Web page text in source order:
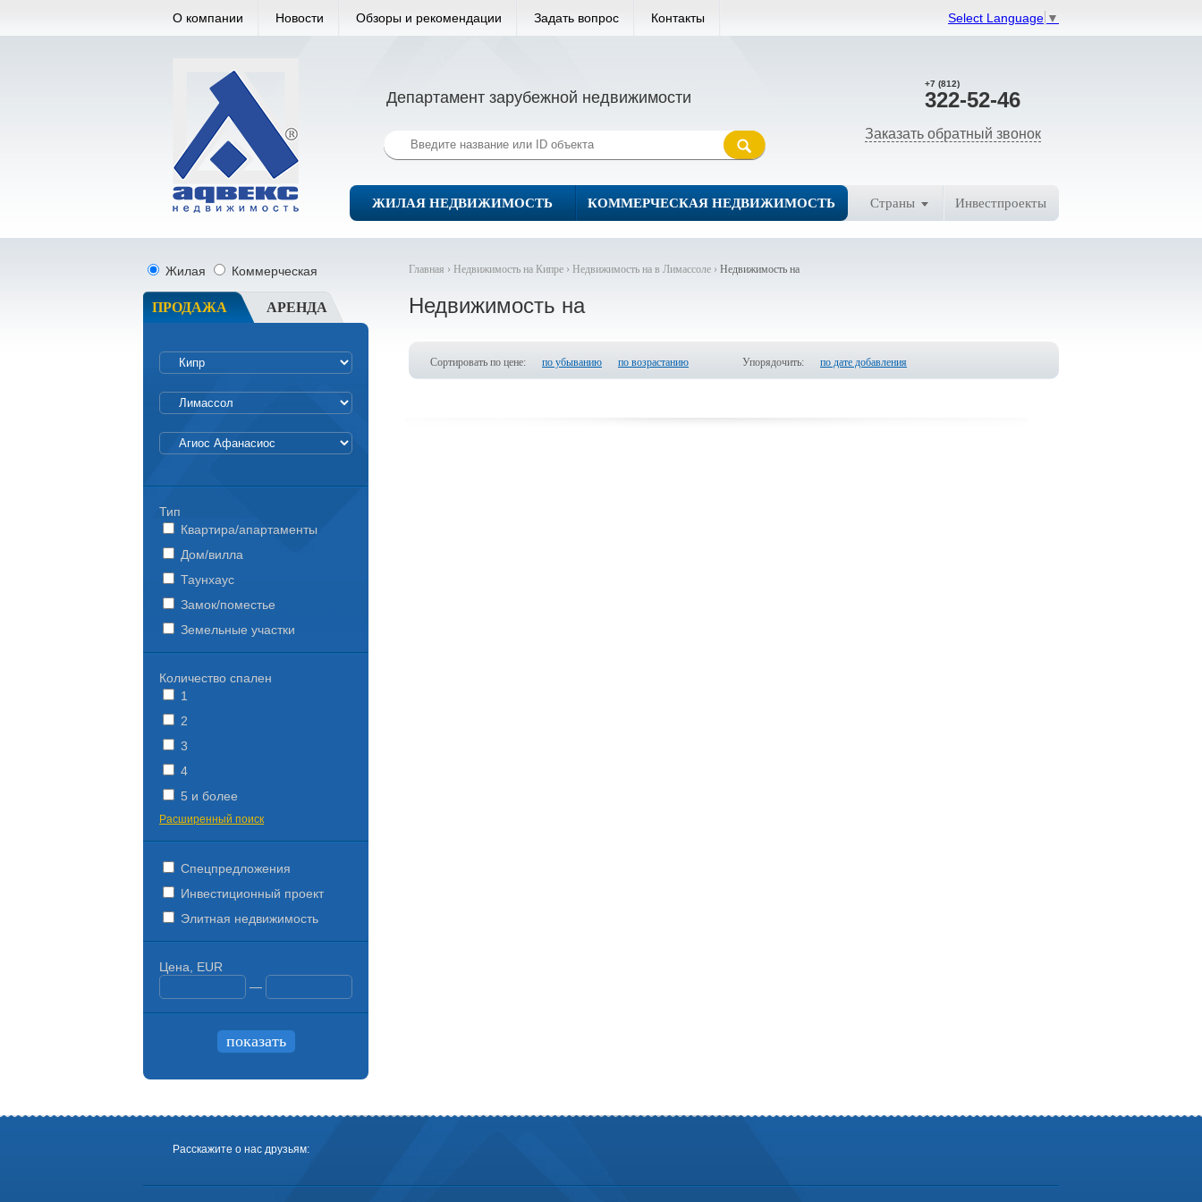
Select Language ▼
О компании Новости Обзоры и рекомендации Задать вопрос Контакты
+7 (812)
322-52-46
Заказать обратный звонок
Департамент зарубежной недвижимости
ЖИЛАЯ НЕДВИЖИМОСТЬ КОММЕРЧЕСКАЯ НЕДВИЖИМОСТЬ Страны Инвестпроекты
Главная › Недвижимость на Кипре › Недвижимость на в Лимассоле › Недвижимость на
Недвижимость на
Сортировать по цене: по убыванию по возрастанию Упорядочить: по дате добавления
Жилая Коммерческая
ПРОДАЖА АРЕНДА
Тип
Квартира/апартаменты
Дом/вилла
Таунхаус
Замок/поместье
Земельные участки
Количество спален
1
2
3
4
5 и более
Расширенный поиск
Спецпредложения
Инвестиционный проект
Элитная недвижимость
Цена, EUR
—
Расскажите о нас друзьям: